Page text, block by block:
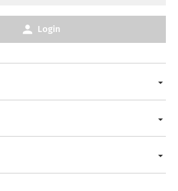
Login